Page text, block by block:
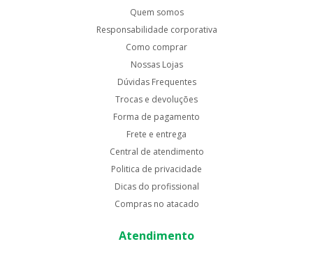
Quem somos
Responsabilidade corporativa
Como comprar
Nossas Lojas
Dúvidas Frequentes
Trocas e devoluções
Forma de pagamento
Frete e entrega
Central de atendimento
Politica de privacidade
Dicas do profissional
Compras no atacado
Atendimento